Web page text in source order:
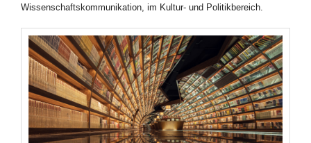
Wissenschaftskommunikation, im Kultur- und Politikbereich.